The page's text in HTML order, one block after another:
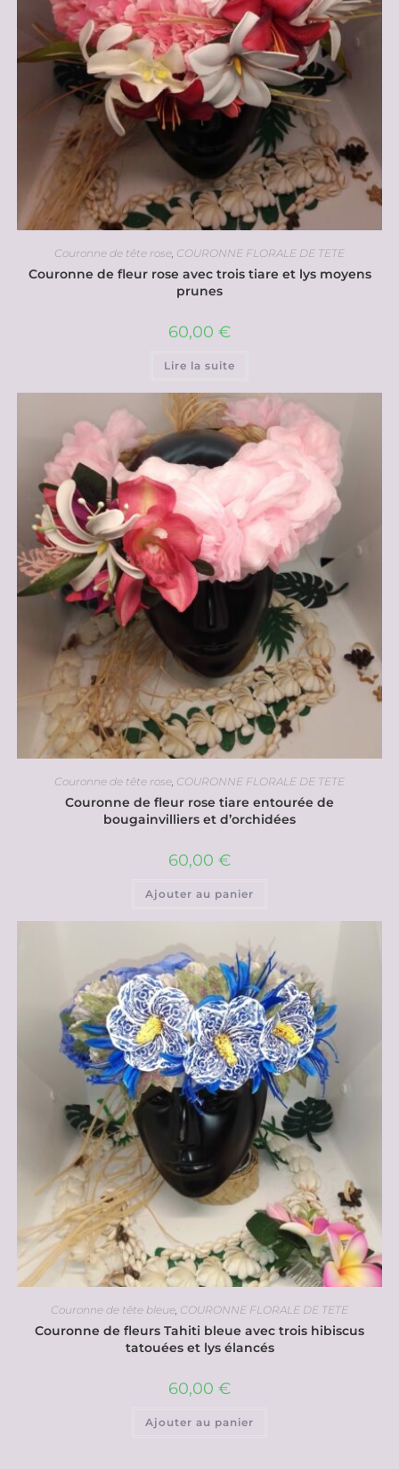
Couronne de tête rose, COURONNE FLORALE DE TETE
Couronne de fleur rose avec trois tiare et lys moyens
prunes
60,00 €
Lire la suite
Couronne de tête rose, COURONNE FLORALE DE TETE
Couronne de fleur rose tiare entourée de
bougainvilliers et d’orchidées
60,00 €
Ajouter au panier
Couronne de tête bleue, COURONNE FLORALE DE TETE
Couronne de fleurs Tahiti bleue avec trois hibiscus
tatouées et lys élancés
60,00 €
Ajouter au panier